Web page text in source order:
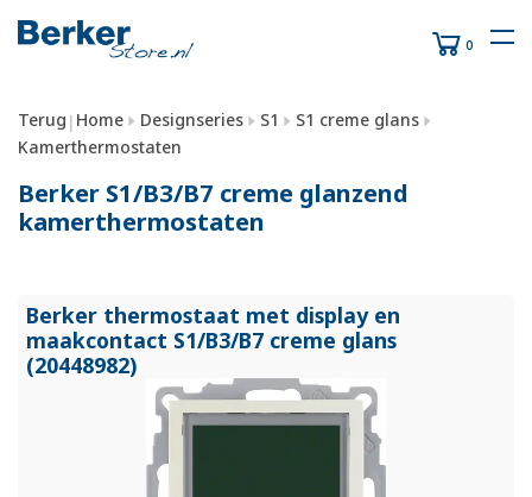
0
Terug | Home Designseries S1
S1 creme glans
Kamerthermostaten
Berker S1/B3/B7 creme glanzend
kamerthermostaten
Berker thermostaat met display en
maakcontact S1/B3/B7 creme glans
(20448982)